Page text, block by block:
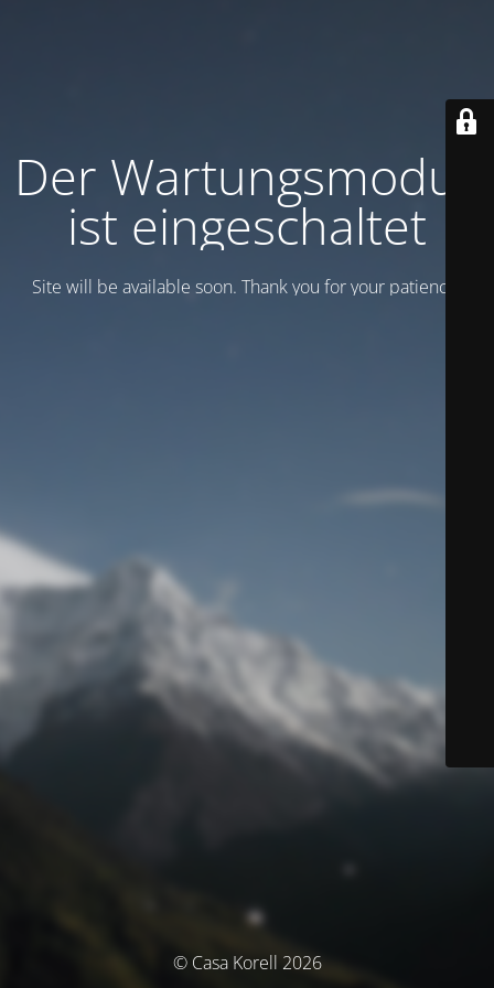
Der Wartungsmodus
ist eingeschaltet
Site will be available soon. Thank you for your patience!
© Casa Korell 2026